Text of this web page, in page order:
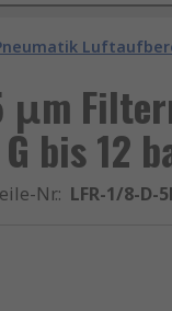
μm
bis 12
Nr.: LFR-1/8-D-